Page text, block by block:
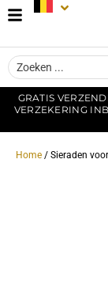
GRATIS
VERZEKERING
Home / Sieraden